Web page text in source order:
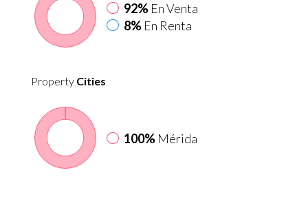
92% En Venta
8% En Renta
Property Cities
100% Mérida